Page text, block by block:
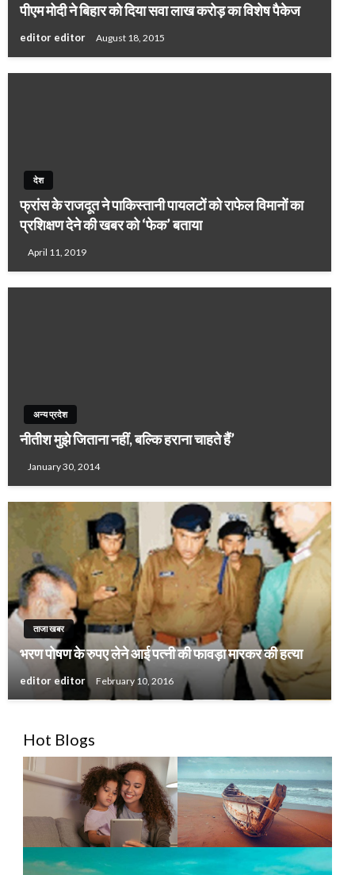
पीएम मोदी ने बिहार को दिया सवा लाख करोड़ का विशेष पैकेज
editor editor August 18, 2015
देश
फ्रांस के राजदूत ने पाकिस्‍तानी पायलटों को राफेल विमानों का
प्रशिक्षण देने की खबर को ‘फेक’ बताया
April 11, 2019
अन्य प्रदेश
नीतीश मुझे जिताना नहीं, बल्कि हराना चाहते हैं’
January 30, 2014
ताजा खबर
भरण पोषण के रुपए लेने आई पत्नी की फावड़ा मारकर की हत्या
editor editor February 10, 2016
Hot Blogs